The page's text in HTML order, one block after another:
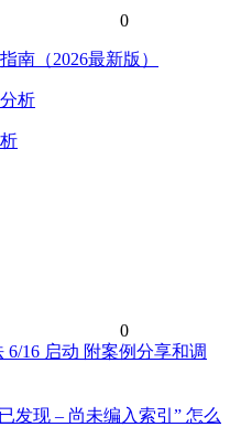
0
南（2026最新版）
0
发现 – 尚未编入索引” 怎么